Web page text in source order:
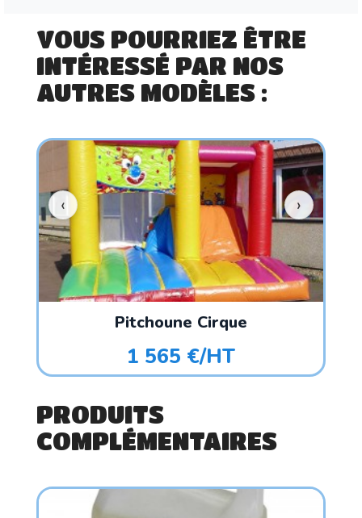
VOUS POURRIEZ ÊTRE
INTÉRESSÉ PAR NOS
AUTRES MODÈLES :
Pitchoune Cirque
1 565 €/HT
PRODUITS
COMPLÉMENTAIRES